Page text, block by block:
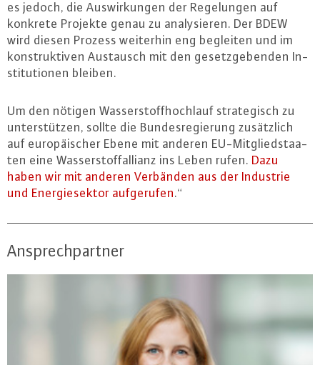
es jedoch, die Aus­wir­kun­gen der Re­ge­lun­gen auf
konkrete Projekte genau zu ana­ly­sie­ren. Der BDEW
wird diesen Prozess weiterhin eng begleiten und im
kon­struk­ti­ven Austausch mit den ge­setz­ge­ben­den In­
sti­tu­tio­nen bleiben.
Um den nötigen Was­ser­stoff­hoch­lauf stra­te­gisch zu
un­ter­stüt­zen, sollte die Bun­des­re­gie­rung zu­sätz­lich
auf eu­ro­päi­scher Ebene mit anderen EU-Mit­glied­staa­
ten eine Was­ser­stoffal­li­anz ins Leben rufen. Dazu
haben wir mit anderen Verbänden aus der Industrie
und En­er­gie­sek­tor auf­ge­ru­fen.“
Ansprechpartner